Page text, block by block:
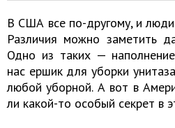
В США все по-другому, и люди
Различия можно заметить
Одно из таких —
нас ершик для уборки
любой уборной. А вот в
ли какой-то особый секрет в